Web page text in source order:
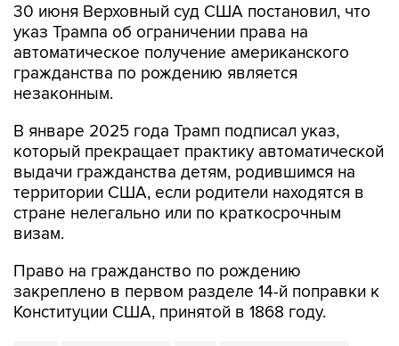
30 июня Верховный суд США постановил, что
указ Трампа об ограничении права на
автоматическое получение американского
гражданства по рождению является
незаконным.
В январе 2025 года Трамп подписал указ,
который прекращает практику автоматической
выдачи гражданства детям, родившимся на
территории США, если родители находятся в
стране нелегально или по краткосрочным
визам.
Право на гражданство по рождению
закреплено в первом разделе 14-й поправки к
Конституции США, принятой в 1868 году.